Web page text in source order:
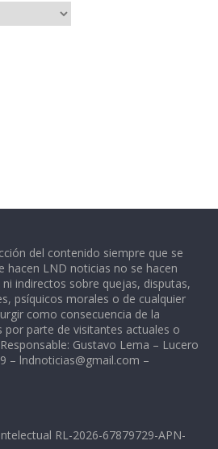
del contenido siempre que se
hacen LND noticias no se hacen
indirectos sobre quejas, disputas,
psíquicos morales o de cualquier
como consecuencia de la
por parte de visitantes actuales o
Gustavo Lema – Lucero
– lndnoticias@gmail.com –
RL-2026-67879729-APN-